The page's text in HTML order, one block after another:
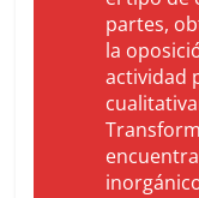
partes,
la
actividad